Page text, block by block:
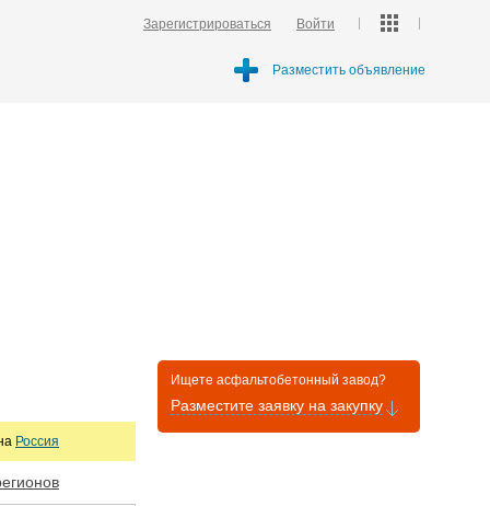
Зарегистрироваться Войти
Разместить объявление
Россия
Ищете асфальтобетонный завод?
Разместите заявку на закупку